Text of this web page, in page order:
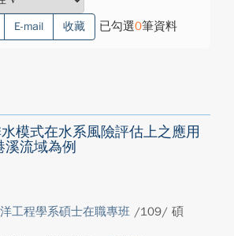
E-mail 收藏 已勾選0筆資料
模式在水系風險評估上之應用
流域為例
工程學系碩士在職專班 /109/ 碩